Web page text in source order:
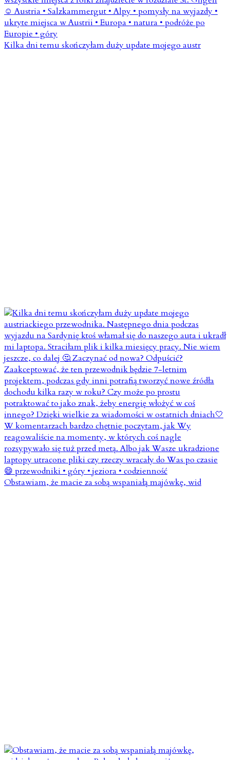
Kilka dni temu skończyłam duży update mojego austr
Obstawiam, że macie za sobą wspaniałą majówkę, wid